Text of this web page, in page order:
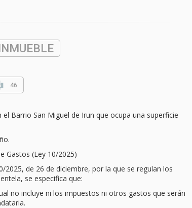
46
el Barrio San Miguel de Irun que ocupa una superficie
Gastos (Ley 10/2025)
2025, de 26 de diciembre, por la que se regulan los
se especifica que:
no incluye ni los impuestos ni otros gastos que serán